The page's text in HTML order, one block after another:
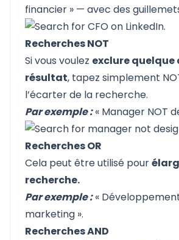
financier » — avec des
Recherches NOT
Si vous voulez exclure quelque
résultat, tapez simplement
l’écarter de la recherche.
Par exemple :« Manager NOT
Recherches OR
Cela peut être utilisé pour
recherche.
Par exemple :«
marketing ».
Recherches AND